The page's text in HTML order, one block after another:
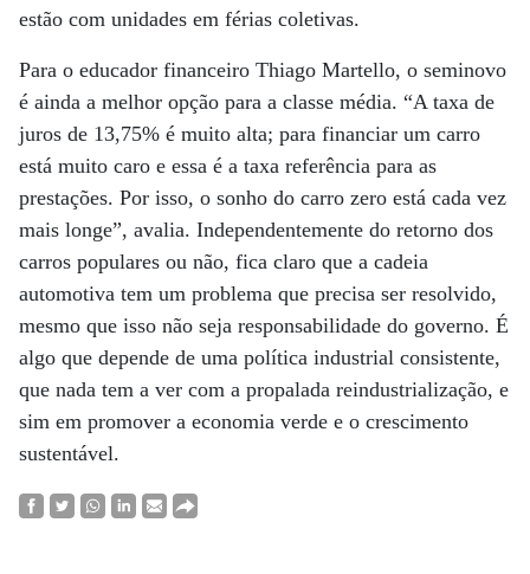
estão com unidades em férias coletivas.
Para o educador financeiro Thiago Martello, o seminovo
é ainda a melhor opção para a classe média. “A taxa de
juros de 13,75% é muito alta; para financiar um carro
está muito caro e essa é a taxa referência para as
prestações. Por isso, o sonho do carro zero está cada vez
mais longe”, avalia. Independentemente do retorno dos
carros populares ou não, fica claro que a cadeia
automotiva tem um problema que precisa ser resolvido,
mesmo que isso não seja responsabilidade do governo. É
algo que depende de uma política industrial consistente,
que nada tem a ver com a propalada reindustrialização, e
sim em promover a economia verde e o crescimento
sustentável.